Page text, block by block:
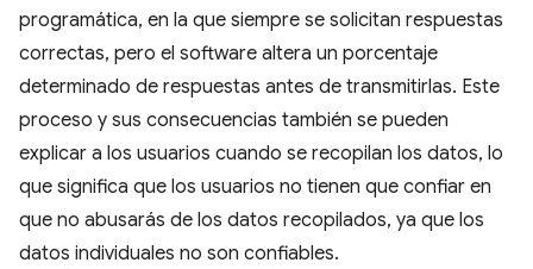
programática, en la que siempre se solicitan respuestas
correctas, pero el software altera un porcentaje
determinado de respuestas antes de transmitirlas. Este
proceso y sus consecuencias también se pueden
explicar a los usuarios cuando se recopilan los datos, lo
que significa que los usuarios no tienen que confiar en
que no abusarás de los datos recopilados, ya que los
datos individuales no son confiables.